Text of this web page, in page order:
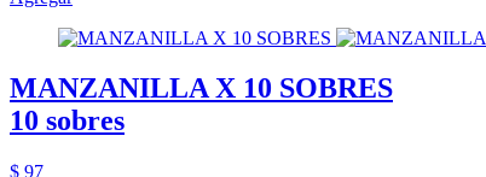
MANZANILLA X 10 SOBRES
10 sobres
$ 97